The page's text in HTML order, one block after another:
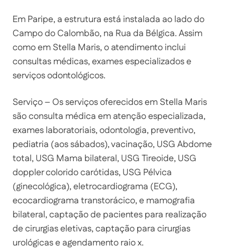
Em Paripe, a estrutura está instalada ao lado do
Campo do Calombão, na Rua da Bélgica. Assim
como em Stella Maris, o atendimento inclui
consultas médicas, exames especializados e
serviços odontológicos.
Serviço – Os serviços oferecidos em Stella Maris
são consulta médica em atenção especializada,
exames laboratoriais, odontologia, preventivo,
pediatria (aos sábados), vacinação, USG Abdome
total, USG Mama bilateral, USG Tireoide, USG
doppler colorido carótidas, USG Pélvica
(ginecológica), eletrocardiograma (ECG),
ecocardiograma transtorácico, e mamografia
bilateral, captação de pacientes para realização
de cirurgias eletivas, captação para cirurgias
urológicas e agendamento raio x.